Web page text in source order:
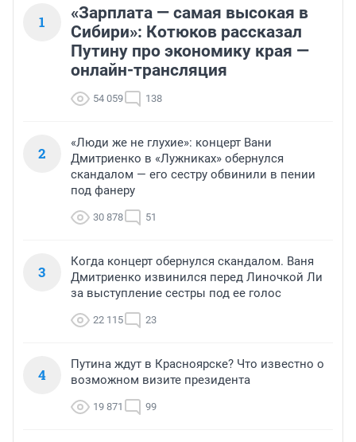
1
«Зарплата — самая высокая в
Сибири»: Котюков рассказал
Путину про экономику края —
онлайн-трансляция
54 059 138
2
«Люди же не глухие»: концерт Вани
Дмитриенко в «Лужниках» обернулся
скандалом — его сестру обвинили в пении
под фанеру
30 878 51
3
Когда концерт обернулся скандалом. Ваня
Дмитриенко извинился перед Линочкой Ли
за выступление сестры под ее голос
22 115 23
4
Путина ждут в Красноярске? Что известно о
возможном визите президента
19 871 99